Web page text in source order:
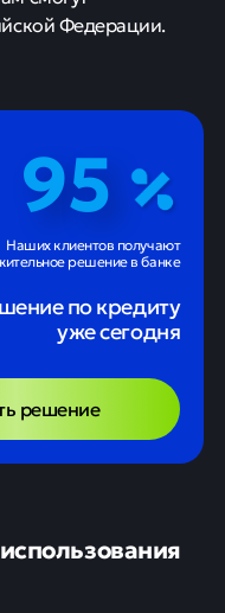
Федерации.
95
Наших клиентов получают
решение в банке
по кредиту
уже сегодня
решение